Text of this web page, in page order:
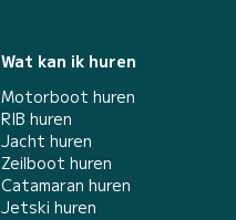
Wat kan ik huren
Motorboot huren
RIB huren
Jacht huren
Zeilboot huren
Catamaran huren
Jetski huren